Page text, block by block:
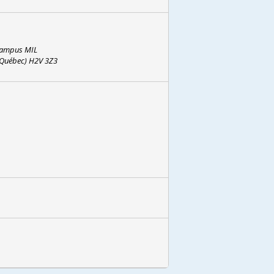
.
et de mieux vivre ensemble. Et tout
MIL
H2V 3Z3